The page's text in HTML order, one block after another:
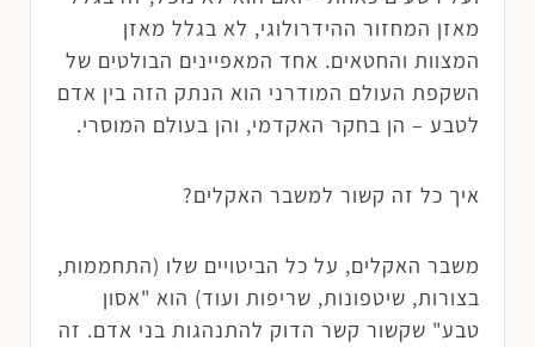
מאזן המחזור ההידרולוגי, לא בגלל מאזן
המצוות והחטאים. אחד המאפיינים הבולטים של
השקפת העולם המודרני הוא הנתק הזה בין אדם
לטבע – הן בחקר האקדמי, והן בעולם המוסרי.
איך כל זה קשור למשבר האקלים?
משבר האקלים, על כל הביטויים שלו (התחממות,
בצורות, שיטפונות, שריפות ועוד) הוא "אסון
טבע" שקשור קשר הדוק להתנהגות בני אדם. זה